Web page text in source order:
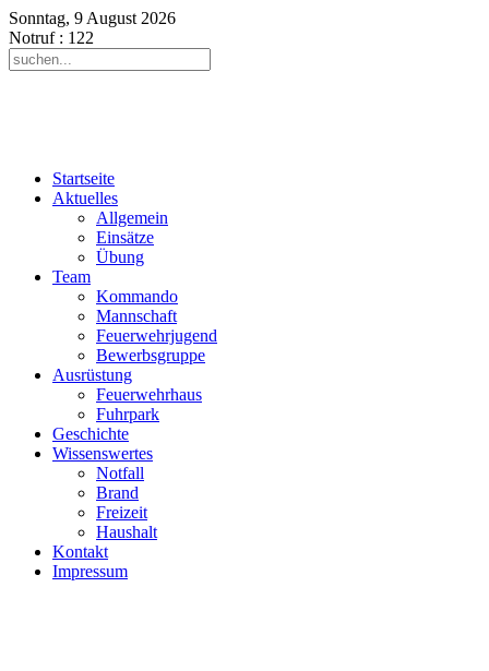
Sonntag, 9 August 2026
Notruf: 122
Startseite
Aktuelles
Allgemein
Einsätze
Übung
Team
Kommando
Mannschaft
Feuerwehrjugend
Bewerbsgruppe
Ausrüstung
Feuerwehrhaus
Fuhrpark
Geschichte
Wissenswertes
Notfall
Brand
Freizeit
Haushalt
Kontakt
Impressum